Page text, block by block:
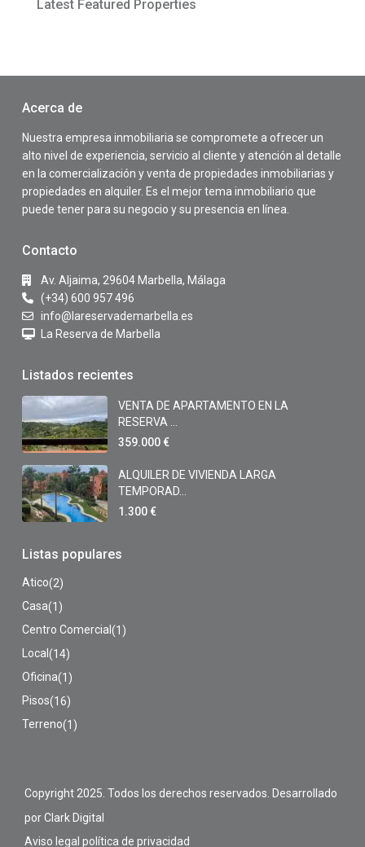
Latest Featured Properties
Acerca de
Nuestra empresa inmobiliaria se compromete a ofrecer un
alto nivel de experiencia, servicio al cliente y atención al detalle
en la comercialización y venta de propiedades inmobiliarias y
propiedades en alquiler. Es el mejor tema inmobiliario que
puede tener para su negocio y su presencia en línea.
Contacto
Av. Aljaima, 29604 Marbella, Málaga
(+34) 600 957 496
info@lareservademarbella.es
La Reserva de Marbella
Listados recientes
VENTA DE APARTAMENTO EN LA
RESERVA ...
359.000 €
ALQUILER DE VIVIENDA LARGA
TEMPORAD...
1.300 €
Listas populares
Atico(2)
Casa(1)
Centro Comercial (1)
Local (14)
Oficina(1)
Pisos(16)
Terreno(1)
Copyright 2025. Todos los derechos reservados. Desarrollado
por Clark Digital
Aviso legal política de privacidad